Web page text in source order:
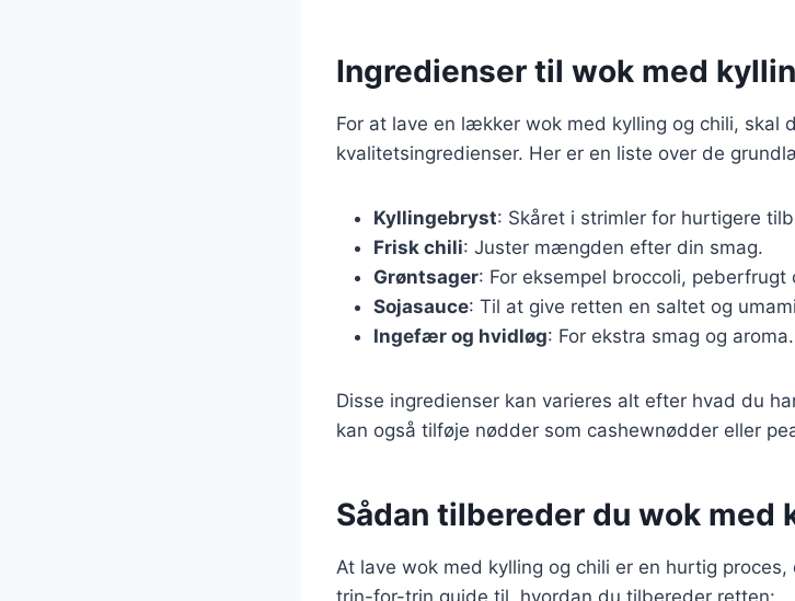
Ingredienser til wok med
For at lave en lækker wok med kylling og chili, skal
kvalitetsingredienser. Her er en liste over de
Kyllingebryst: Skåret i strimler for hurtigere
Frisk chili: Juster mængden efter din smag.
Grøntsager: For eksempel broccoli, peberfrugt
Sojasauce: Til at give retten en saltet og
Ingefær og hvidløg: For ekstra smag og aroma.
Disse ingredienser kan varieres alt efter hvad du
kan også tilføje nødder som cashewnødder eller
Sådan tilbereder du wok med
At lave wok med kylling og chili er en hurtig
trin-for-trin guide til, hvordan du tilbereder retten: